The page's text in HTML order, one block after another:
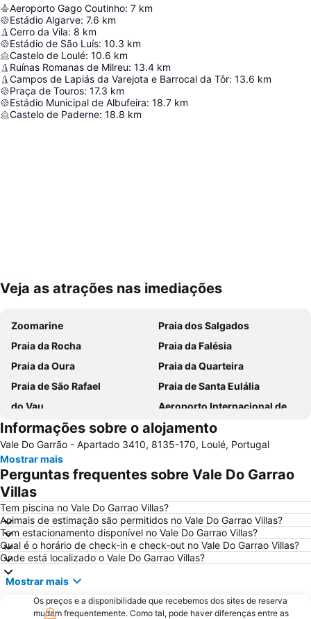
Aeroporto Gago Coutinho: 7 km
Estádio Algarve: 7.6 km
Cerro da Vila: 8 km
Estádio de São Luís: 10.3 km
Castelo de Loulé: 10.6 km
Ruínas Romanas de Milreu: 13.4 km
Campos de Lapiás da Varejota e Barrocal da Tôr: 13.6 km
Praça de Touros: 17.3 km
Estádio Municipal de Albufeira: 18.7 km
Castelo de Paderne: 18.8 km
Ampliar mapa
Veja as atrações nas imediações
Zoomarine
Praia dos Salgados
Praia da Rocha
Praia da Falésia
Praia da Oura
Praia da Quarteira
Praia de São Rafael
Praia de Santa Eulália
do Vau
Aeroporto Internacional de Faro - Gago Coutinho
Praia da Galé
slide & splash
Praia dos Pescadores
Vilamoura Marina
Praia da Ilha da Armona
Balaia Golf Village
Praia da Ilha de Tavira
de Armação de Pera
Aldeia das Açoteias
Montechoro
Fuseta(Mar) Beach
De Vilamoura
Olhos de Água
Marina de Portimão
Estádio Algarve
Praia do Carvoeiro
Marina de Albufeira
AlgarveShopping
Informações sobre o alojamento
Vale Do Garrão - Apartado 3410, 8135-170, Loulé, Portugal
Mostrar mais
Perguntas frequentes sobre Vale Do Garrao
Villas
Tem piscina no Vale Do Garrao Villas?
Animais de estimação são permitidos no Vale Do Garrao Villas?
Tem estacionamento disponível no Vale Do Garrao Villas?
Qual é o horário de check-in e check-out no Vale Do Garrao Villas?
Onde está localizado o Vale Do Garrao Villas?
Mostrar mais
Os preços e a disponibilidade que recebemos dos sites de reserva
mudam frequentemente. Como tal, pode haver diferenças entre as